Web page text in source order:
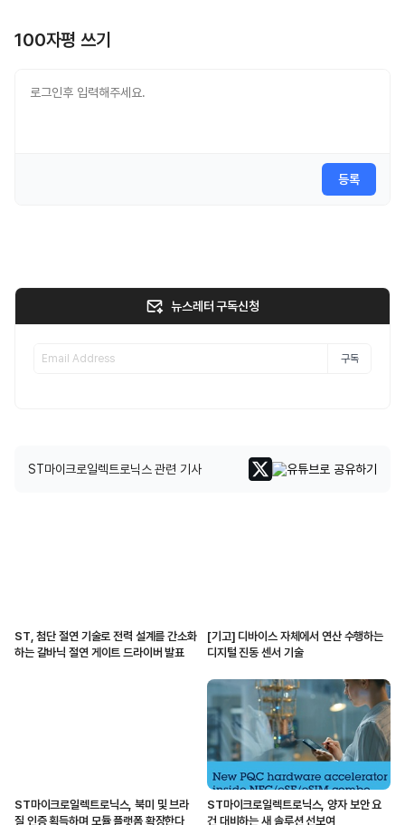
100자평 쓰기
등록
뉴스레터 구독신청
구독
ST마이크로일렉트로닉스 관련 기사
ST, 첨단 절연 기술로 전력 설계를 간소화
하는 갈바닉 절연 게이트 드라이버 발표
[기고] 디바이스 자체에서 연산 수행하는
디지털 진동 센서 기술
ST마이크로일렉트로닉스, 북미 및 브라
질 인증 획득하며 모듈 플랫폼 확장한다
ST마이크로일렉트로닉스, 양자 보안 요
건 대비하는 새 솔루션 선보여